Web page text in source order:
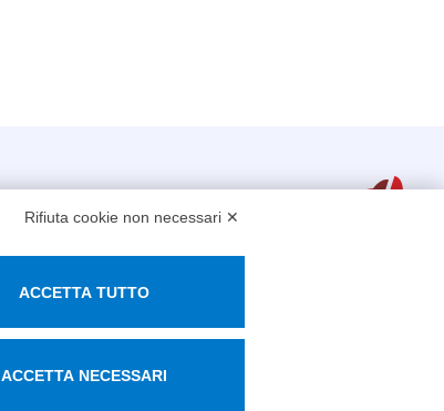
Rifiuta cookie non necessari ✕
ACCETTA TUTTO
ACCETTA NECESSARI